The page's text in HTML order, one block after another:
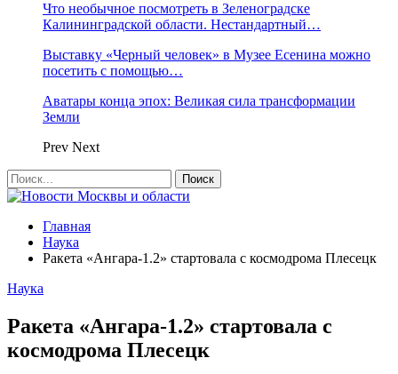
Что необычное посмотреть в Зеленоградске
Калининградской области. Нестандартный…
Выставку «Черный человек» в Музее Есенина можно
посетить с помощью…
Аватары конца эпох: Великая сила трансформации
Земли
Prev Next
Главная
Наука
Ракета «Ангара-1.2» стартовала с космодрома Плесецк
Наука
Ракета «Ангара-1.2» стартовала с
космодрома Плесецк